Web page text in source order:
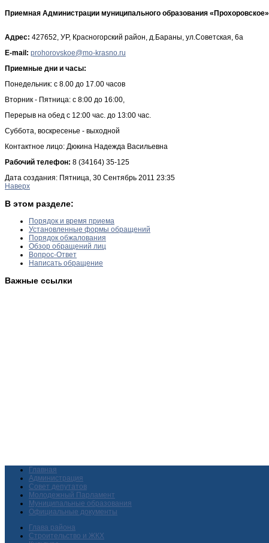
Приемная Администрации муниципального образования «Прохоровское»
Адрес: 427652, УР, Красногорский район, д.Бараны, ул.Советская, 6а
E-mail:
Приемные дни и часы:
Понедельник: с 8.00 до 17.00 часов
Вторник - Пятница: с 8:00 до 16:00,
Перерыв на обед с 12:00 час. до 13:00 час.
Суббота, воскресенье - выходной
Контактное лицо: Дюкина Надежда Васильевна
Рабочий телефон: 8 (34164) 35-125
Дата создания: Пятница, 30 Сентябрь 2011 23:35
Наверх
В этом разделе:
Порядок и время приема
Установленные формы обращений
Порядок обжалования
Обзор обращений лиц
Вопрос-Ответ
Написать обращение
Важные ссылки
Главная
Администрация
Совет депутатов
Молодежный Парламент
Муниципальные образования
Официальные документы
Глава района
Строительство и ЖКХ